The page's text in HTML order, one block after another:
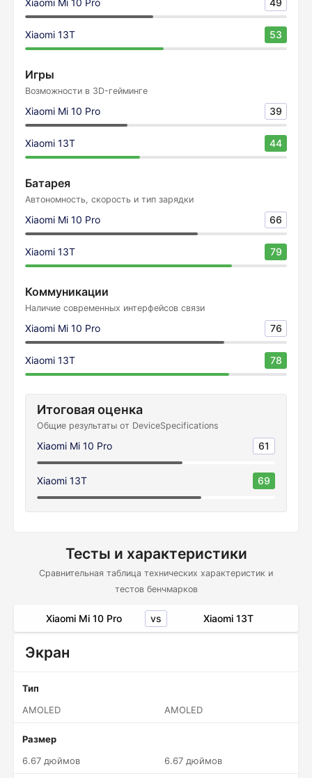
Xiaomi Mi 10 Pro 49
Xiaomi 13T 53
Игры
Возможности в 3D-гейминге
Xiaomi Mi 10 Pro 39
Xiaomi 13T 44
Батарея
Автономность, скорость и тип зарядки
Xiaomi Mi 10 Pro 66
Xiaomi 13T 79
Коммуникации
Наличие современных интерфейсов связи
Xiaomi Mi 10 Pro 76
Xiaomi 13T 78
Итоговая оценка
Общие результаты от DeviceSpecifications
Xiaomi Mi 10 Pro 61
Xiaomi 13T 69
Тесты и характеристики
Сравнительная таблица технических характеристик и
тестов бенчмарков
Xiaomi Mi 10 Pro vs Xiaomi 13T
Экран
Тип
AMOLED
AMOLED
Размер
6.67 дюймов
6.67 дюймов